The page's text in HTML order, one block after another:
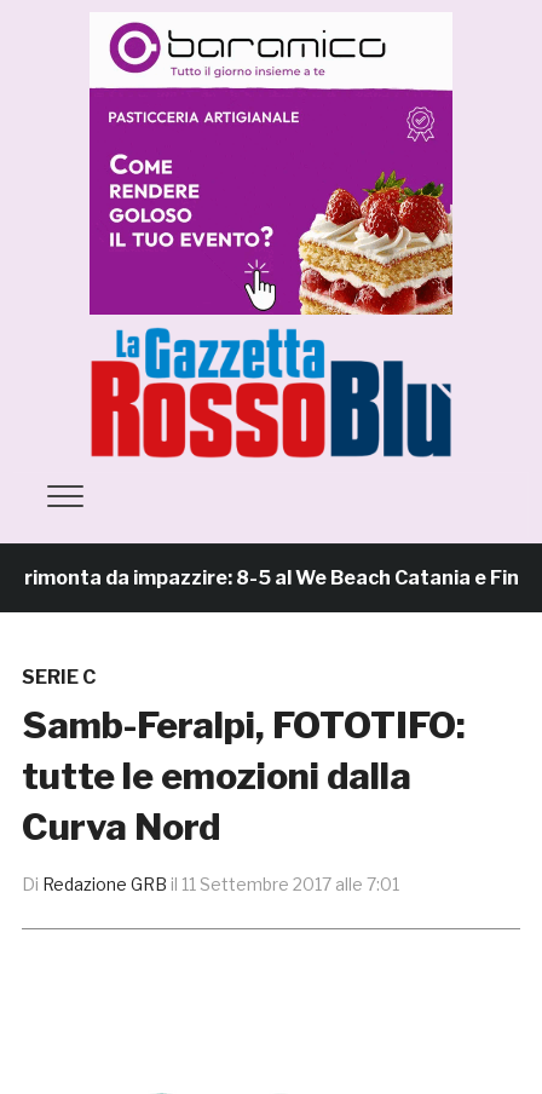
da impazzire: 8-5 al We Beach Catania e Finale
SERIE C
Samb-Feralpi, FOTOTIFO:
tutte le emozioni dalla
Curva Nord
Di Redazione GRB il 11 Settembre 2017 alle 7:01